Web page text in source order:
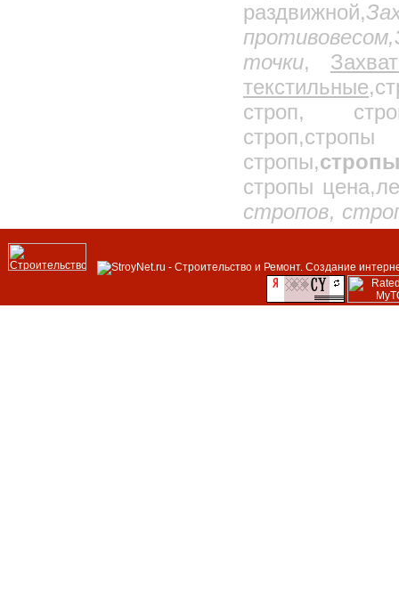
раздвижной,
точки,
текстильные,
строп,
стропы,
стропы
стропов,